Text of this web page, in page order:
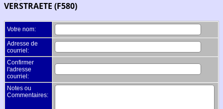
VERSTRAETE (F580)
Votre nom:
Adresse de
courriel:
Confirmer
l'adresse
courriel:
Notes ou
Commentaires: